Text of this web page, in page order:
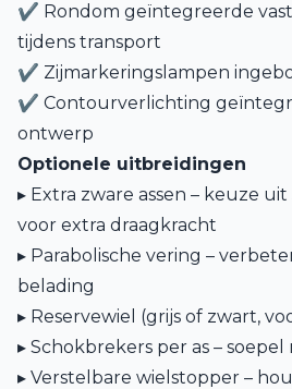
✔ Rondom geïntegreerde
tijdens transport
✔ Zijmarkeringslampen
✔ Contourverlichting
ontwerp
Optionele uitbreidingen
▸ Extra zware assen – keuze
voor extra draagkracht
▸ Parabolische vering –
belading
▸ Reservewiel (grijs of zwart,
▸ Schokbrekers per as –
▸ Verstelbare wielstopper –